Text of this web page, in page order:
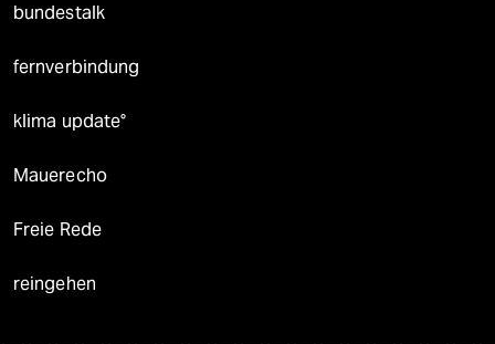
bundestalk
fernverbindung
klima update°
Mauerecho
Freie Rede
reingehen